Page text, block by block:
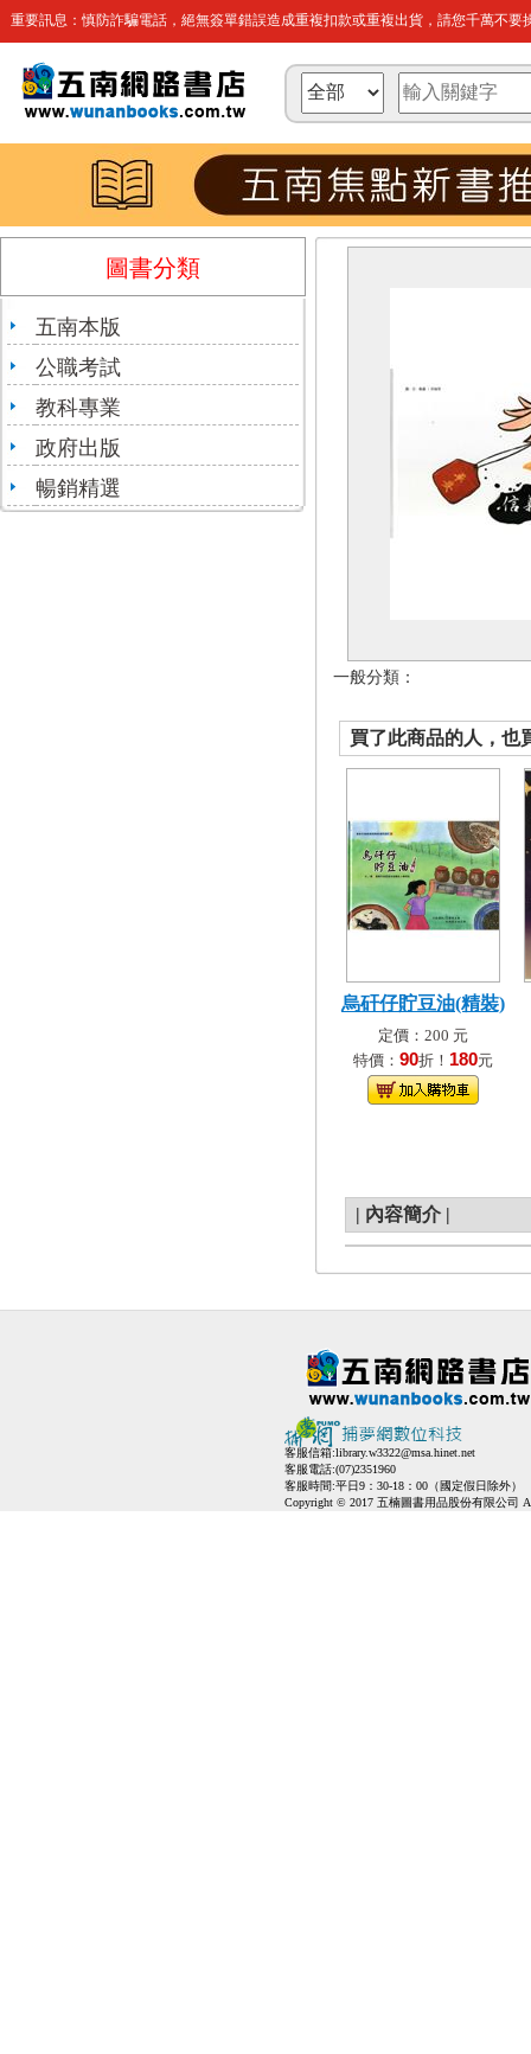
重要訊息：慎防詐騙電話，絕無簽單錯誤造成重複扣款或重複出貨，請您千萬不要
圖書分類
五南本版
公職考試
教科專業
政府出版
暢銷精選
一般分類：
買了此商品的人，也
烏矸仔貯豆油(精裝)
定價：200 元
特價： 90折！ 180元
| 內容簡介 |
客服信箱:library.w3322@msa.hinet.net
客服電話:(07)2351960
客服時間:平日9：30-18：00（國定假日除外）
Copyright © 2017 五楠圖書用品股份有限公司